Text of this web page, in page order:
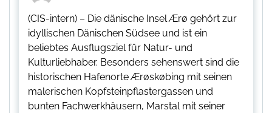
(CIS-intern) – Die dänische Insel Ærø gehört zur
idyllischen Dänischen Südsee und ist ein
beliebtes Ausflugsziel für Natur- und
Kulturliebhaber. Besonders sehenswert sind die
historischen Hafenorte Ærøskøbing mit seinen
malerischen Kopfsteinpflastergassen und
bunten Fachwerkhäusern, Marstal mit seiner